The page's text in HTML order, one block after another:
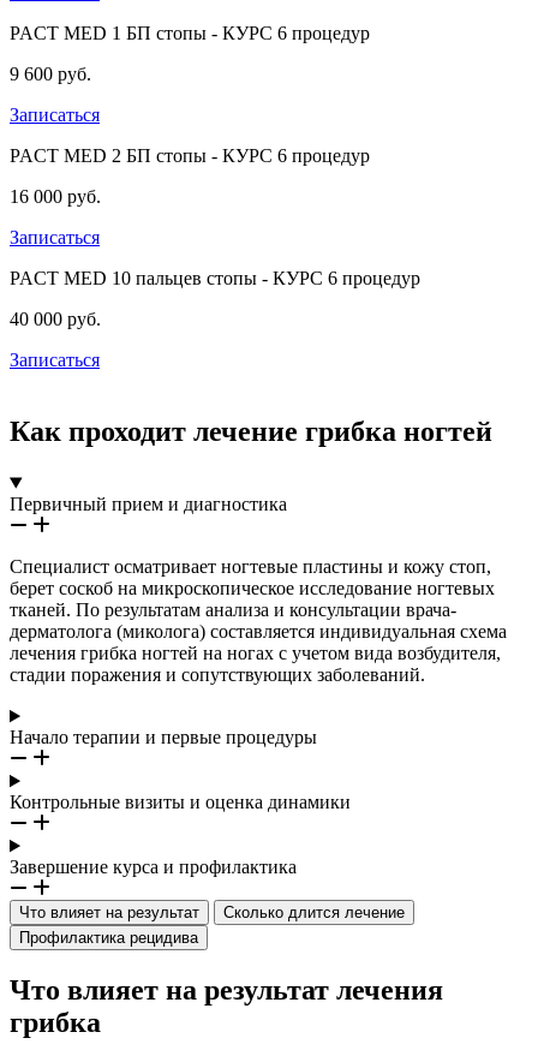
PACT MED 1 БП стопы - КУРС 6 процедур
9 600 руб.
Записаться
PACT MED 2 БП стопы - КУРС 6 процедур
16 000 руб.
Записаться
PACT MED 10 пальцев стопы - КУРС 6 процедур
40 000 руб.
Записаться
Как проходит лечение грибка ногтей
Первичный прием и диагностика
Специалист осматривает ногтевые пластины и кожу стоп,
берет соскоб на микроскопическое исследование ногтевых
тканей. По результатам анализа и консультации врача-
дерматолога (миколога) составляется индивидуальная схема
лечения грибка ногтей на ногах с учетом вида возбудителя,
стадии поражения и сопутствующих заболеваний.
Начало терапии и первые процедуры
Контрольные визиты и оценка динамики
Завершение курса и профилактика
Что влияет на результат
Сколько длится лечение
Профилактика рецидива
Что влияет на результат лечения
грибка